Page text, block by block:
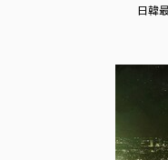
日韓